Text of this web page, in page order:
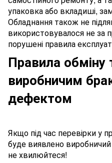
упаковка або вкладиші,
Обладнання також не
використовувалося не за
порушені правила
Правила обміну
виробничим
дефектом
Якщо під час перевірки у
буде виявлено
не хвилюйтеся!